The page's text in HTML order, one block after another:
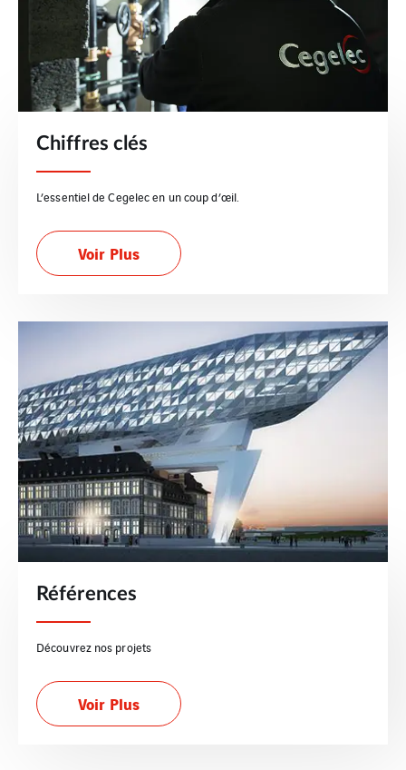
Chiffres clés
L’essentiel de Cegelec en un coup d’œil.
Voir Plus
Références
Découvrez nos projets
Voir Plus